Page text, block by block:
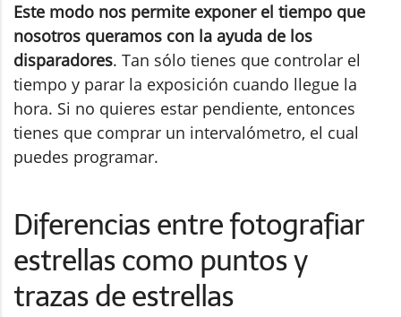
Este modo nos permite exponer el tiempo que
nosotros queramos con la ayuda de los
disparadores. Tan sólo tienes que controlar el
tiempo y parar la exposición cuando llegue la
hora. Si no quieres estar pendiente, entonces
tienes que comprar un intervalómetro, el cual
puedes programar.
Diferencias entre fotografiar
estrellas como puntos y
trazas de estrellas